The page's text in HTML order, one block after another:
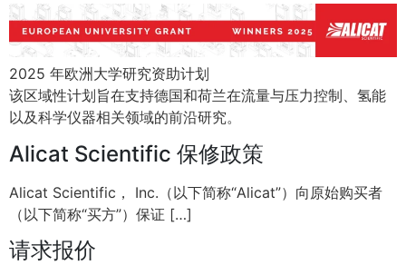
2025 年欧洲大学研究资助计划
该区域性计划旨在支持德国和荷兰在流量与压力控制、氢能
以及科学仪器相关领域的前沿研究。
Alicat Scientific 保修政策
Alicat Scientific， Inc.（以下简称“Alicat”）向原始购买者
（以下简称“买方”）保证 […]
请求报价